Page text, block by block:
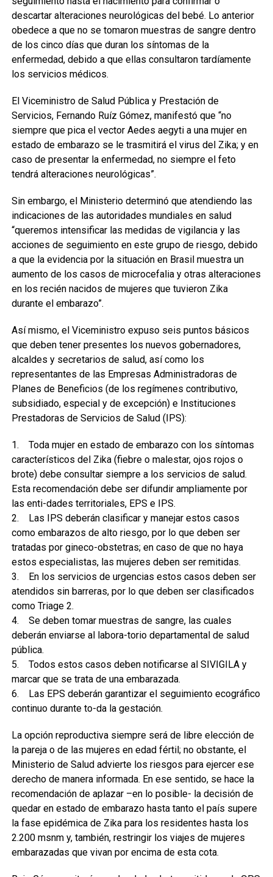
descartar alteraciones neurológicas del bebé. Lo anterior
obedece a que no se tomaron muestras de sangre dentro
de los cinco días que duran los síntomas de la
enfermedad, debido a que ellas consultaron tardíamente
los servicios médicos.
El Viceministro de Salud Pública y Prestación de
Servicios, Fernando Ruíz Gómez, manifestó que “no
siempre que pica el vector Aedes aegyti a una mujer en
estado de embarazo se le trasmitirá el virus del Zika; y en
caso de presentar la enfermedad, no siempre el feto
tendrá alteraciones neurológicas”.
Sin embargo, el Ministerio determinó que atendiendo las
indicaciones de las autoridades mundiales en salud
“queremos intensificar las medidas de vigilancia y las
acciones de seguimiento en este grupo de riesgo, debido
a que la evidencia por la situación en Brasil muestra un
aumento de los casos de microcefalia y otras alteraciones
en los recién nacidos de mujeres que tuvieron Zika
durante el embarazo”.
Así mismo, el Viceministro expuso seis puntos básicos
que deben tener presentes los nuevos gobernadores,
alcaldes y secretarios de salud, así como los
representantes de las Empresas Administradoras de
Planes de Beneficios (de los regímenes contributivo,
subsidiado, especial y de excepción) e Instituciones
Prestadoras de Servicios de Salud (IPS):
1. Toda mujer en estado de embarazo con los síntomas
característicos del Zika (fiebre o malestar, ojos rojos o
brote) debe consultar siempre a los servicios de salud.
Esta recomendación debe ser difundir ampliamente por
las enti-dades territoriales, EPS e IPS.
2. Las IPS deberán clasificar y manejar estos casos
como embarazos de alto riesgo, por lo que deben ser
tratadas por gineco-obstetras; en caso de que no haya
estos especialistas, las mujeres deben ser remitidas.
3. En los servicios de urgencias estos casos deben ser
atendidos sin barreras, por lo que deben ser clasificados
como Triage 2.
4. Se deben tomar muestras de sangre, las cuales
deberán enviarse al labora-torio departamental de salud
pública.
5. Todos estos casos deben notificarse al SIVIGILA y
marcar que se trata de una embarazada.
6. Las EPS deberán garantizar el seguimiento ecográfico
continuo durante to-da la gestación.
La opción reproductiva siempre será de libre elección de
la pareja o de las mujeres en edad fértil; no obstante, el
Ministerio de Salud advierte los riesgos para ejercer ese
derecho de manera informada. En ese sentido, se hace la
recomendación de aplazar –en lo posible- la decisión de
quedar en estado de embarazo hasta tanto el país supere
la fase epidémica de Zika para los residentes hasta los
2.200 msnm y, también, restringir los viajes de mujeres
embarazadas que vivan por encima de esta cota.